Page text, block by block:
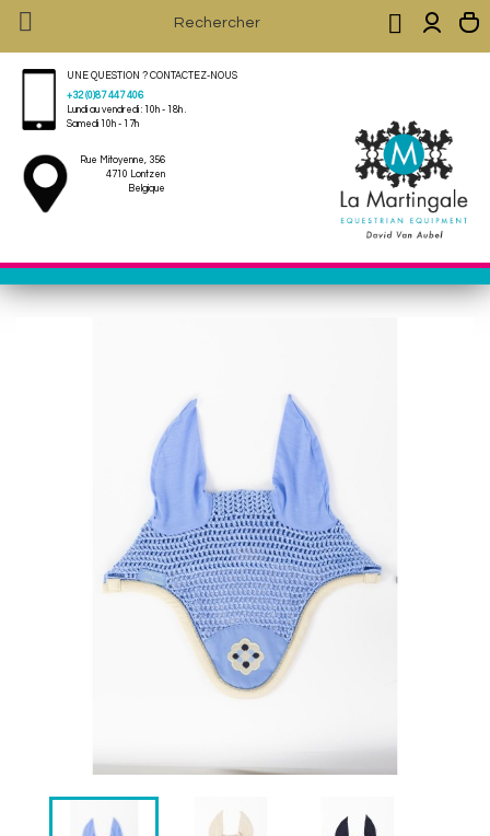
 
UNE QUESTION ? CONTACTEZ-NOUS
+32 (0)87 447 406
Lundi au vendredi : 10h - 18h .
Samedi 10h - 17h
Rue Mitoyenne, 356
4710 Lontzen
Belgique